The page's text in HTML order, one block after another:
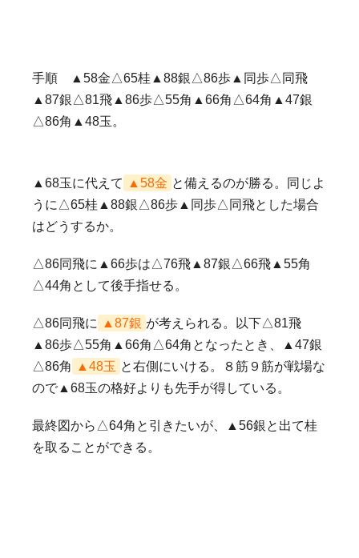
手順 ▲58金△65桂▲88銀△86歩▲同歩△同飛
▲87銀△81飛▲86歩△55角▲66角△64角▲47銀
△86角▲48玉。
▲68玉に代えて ▲58金 と備えるのが勝る。同じよ
うに△65桂▲88銀△86歩▲同歩△同飛とした場合
はどうするか。
△86同飛に▲66歩は△76飛▲87銀△66飛▲55角
△44角として後手指せる。
△86同飛に ▲87銀 が考えられる。以下△81飛
▲86歩△55角▲66角△64角となったとき、▲47銀
△86角 ▲48玉 と右側にいける。８筋９筋が戦場な
ので▲68玉の格好よりも先手が得している。
最終図から△64角と引きたいが、▲56銀と出て桂
を取ることができる。